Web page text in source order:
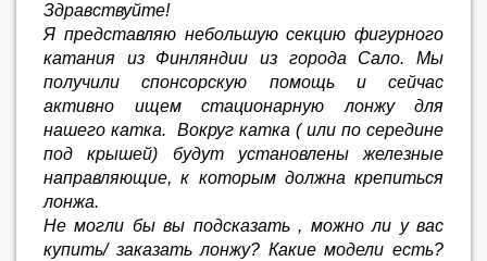
Здравствуйте!
Я представляю небольшую секцию фигурного
катания из Финляндии из города Сало. Мы
получили спонсорскую помощь и сейчас
активно ищем стационарную лонжу для
нашего катка. Вокруг катка ( или по середине
под крышей) будут установлены железные
направляющие, к которым должна крепиться
лонжа.
Не могли бы вы подсказать , можно ли у вас
купить/ заказать лонжу? Какие модели есть?